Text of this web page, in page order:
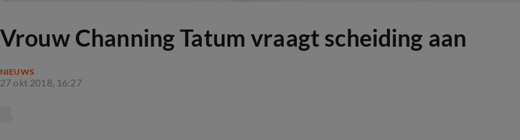
Vrouw Channing Tatum vraagt scheiding aan
NIEUWS
27 okt 2018, 16:27